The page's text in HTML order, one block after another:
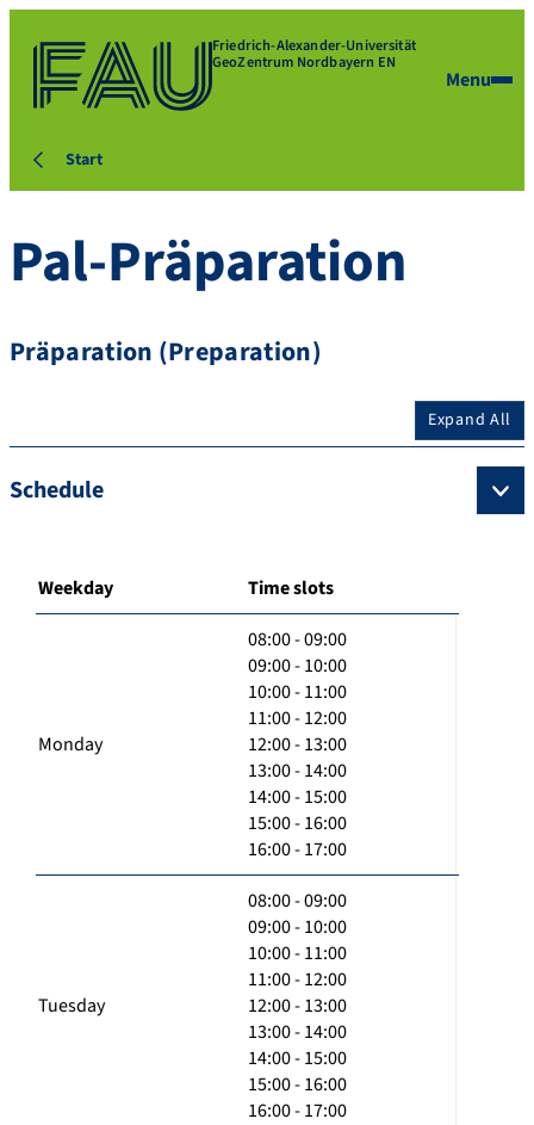
Friedrich-Alexander-Universität
GeoZentrum Nordbayern EN
Menu
Start
Pal-Präparation
Präparation (Preparation)
Expand All
Schedule
Weekday Time slots
Monday
08:00 - 09:00
09:00 - 10:00
10:00 - 11:00
11:00 - 12:00
12:00 - 13:00
13:00 - 14:00
14:00 - 15:00
15:00 - 16:00
16:00 - 17:00
Tuesday
08:00 - 09:00
09:00 - 10:00
10:00 - 11:00
11:00 - 12:00
12:00 - 13:00
13:00 - 14:00
14:00 - 15:00
15:00 - 16:00
16:00 - 17:00